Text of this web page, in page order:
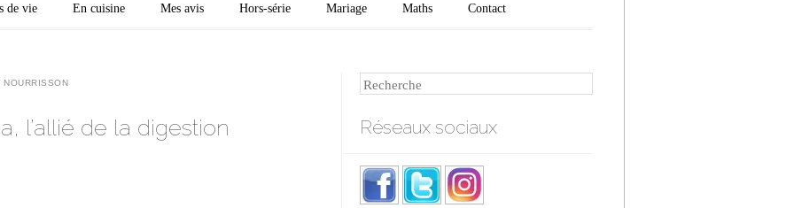
de vie En cuisine Mes avis Hors-série Mariage Maths Contact
NOURRISSON
l’allié de la digestion
Recherche
Réseaux sociaux